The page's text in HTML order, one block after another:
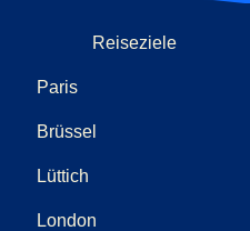
Reiseziele
Paris
Brüssel
Lüttich
London